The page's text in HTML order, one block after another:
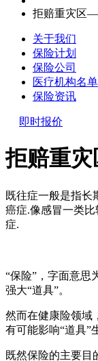
拒赔重灾区
关于我们
保险计划
保险公司
医疗机构名单
保险资讯
即时报价
拒赔重
既往症一般是指长
癌症.像感冒一类
症.
“保险”，字面意思
强大“道具”。
然而在健康险领域
有可能影响“道具”
既然保险的主要目